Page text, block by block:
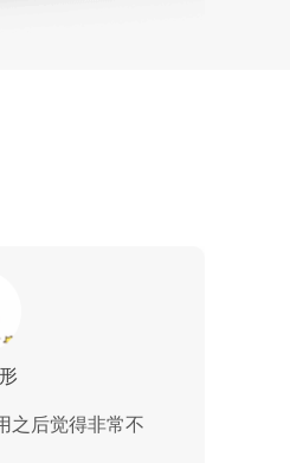
之后觉得非常不